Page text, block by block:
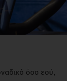
όσο εσύ,